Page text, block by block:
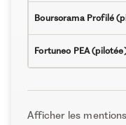
Boursorama Profilé
Fortuneo PEA